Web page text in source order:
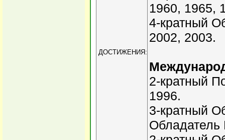
ДОСТИЖЕНИЯ:
1960, 1965,
4-кратный
2002, 2003.
2-кратный
1996.
3-кратный
Обладатель